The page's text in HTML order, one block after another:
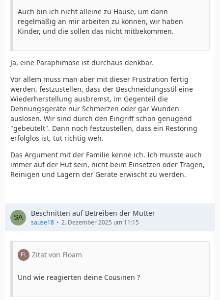
Auch bin ich nicht alleine zu Hause, um dann
regelmäßig an mir arbeiten zu können, wir haben
Kinder, und die sollen das nicht mitbekommen.
Ja, eine Paraphimose ist durchaus denkbar.
Vor allem muss man aber mit dieser Frustration fertig
werden, festzustellen, dass der Beschneidungsstil eine
Wiederherstellung ausbremst, im Gegenteil die
Dehnungsgeräte nur Schmerzen oder gar Wunden
auslösen. Wir sind durch den Eingriff schon genügend
"gebeutelt". Dann noch festzustellen, dass ein Restoring
erfolglos ist, tut richtig weh.
Das Argument mit der Familie kenne ich. Ich musste auch
immer auf der Hut sein, nicht beim Einsetzen oder Tragen,
Reinigen und Lagern der Geräte erwischt zu werden.
Beschnitten auf Betreiben der Mutter
sause18 2. Dezember 2025 um 11:15
Zitat von Floam
Und wie reagierten deine Cousinen ?